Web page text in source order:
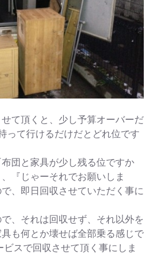
て頂くと、少し予算オーバーだ
って行けるだけだとどれ位です
団と家具が少し残る位ですか
『じゃーそれでお願いしま
、即日回収させていただく事に
、それは回収せず、それ以外を
も何とか壊せば全部乗る感じで
ビスで回収させて頂く事にしま